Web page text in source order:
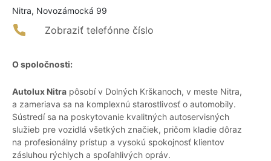
Nitra, Novozámocká 99
Zobraziť telefónne číslo
O spoločnosti:
Autolux Nitra pôsobí v Dolných Krškanoch, v meste Nitra,
a zameriava sa na komplexnú starostlivosť o automobily.
Sústredí sa na poskytovanie kvalitných autoservisných
služieb pre vozidlá všetkých značiek, pričom kladie dôraz
na profesionálny prístup a vysokú spokojnosť klientov
zásluhou rýchlych a spoľahlivých opráv.